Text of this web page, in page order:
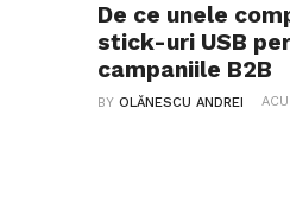
De ce unele
stick-uri USB
campaniile B2B
BYOLĂNESCU ANDREI